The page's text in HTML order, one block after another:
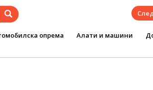
опрема Алати и машини